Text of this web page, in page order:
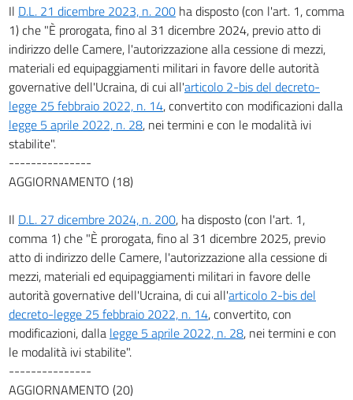
Il D.L. 21 dicembre 2023, n. 200 ha disposto (con l'art. 1, comma
1) che "È prorogata, fino al 31 dicembre 2024, previo atto di
indirizzo delle Camere, l'autorizzazione alla cessione di mezzi,
materiali ed equipaggiamenti militari in favore delle autorità
governative dell'Ucraina, di cui all'articolo 2-bis del decreto-
legge 25 febbraio 2022, n. 14, convertito con modificazioni dalla
legge 5 aprile 2022, n. 28, nei termini e con le modalità ivi
stabilite".
---------------
AGGIORNAMENTO (18)
Il D.L. 27 dicembre 2024, n. 200, ha disposto (con l'art. 1,
comma 1) che "È prorogata, fino al 31 dicembre 2025, previo
atto di indirizzo delle Camere, l'autorizzazione alla cessione di
mezzi, materiali ed equipaggiamenti militari in favore delle
autorità governative dell'Ucraina, di cui all'articolo 2-bis del
decreto-legge 25 febbraio 2022, n. 14, convertito, con
modificazioni, dalla legge 5 aprile 2022, n. 28, nei termini e con
le modalità ivi stabilite".
---------------
AGGIORNAMENTO (20)